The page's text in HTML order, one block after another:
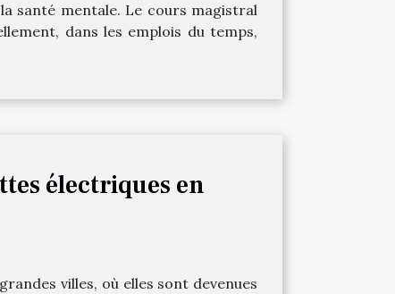
santé mentale. Le cours magistral
dans les emplois du temps,
électriques en
villes, où elles sont devenues